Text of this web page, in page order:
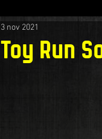
Toy Run
3 nov 2021